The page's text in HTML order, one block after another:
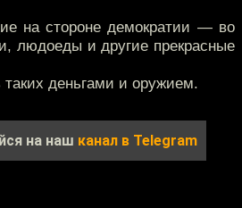
на стороне демократии — во
людоеды и другие прекрасные
таких деньгами и оружием.
на наш канал в Telegram